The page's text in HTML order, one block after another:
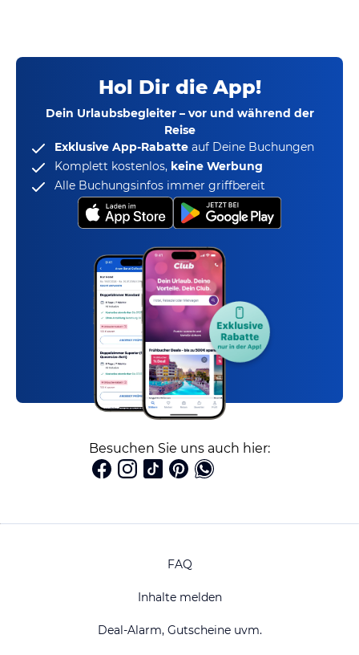
Hol Dir die App!
Dein Urlaubsbegleiter – vor und während der
Reise
Exklusive App-Rabatte auf Deine Buchungen
Komplett kostenlos, keine Werbung
Alle Buchungsinfos immer griffbereit
Besuchen Sie uns auch hier:
FAQ
Inhalte melden
Deal-Alarm, Gutscheine uvm.